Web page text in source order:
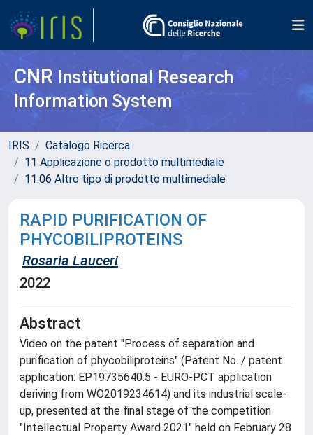
CNR Institutional Research
Information System
IRIS
Catalogo Ricerca
11 Applicazione o prodotto multimediale
11.06 Altro tipo di prodotto multimediale
RAPID PURIFICATION OF
PHYCOBILIPROTEINS
Rosaria Lauceri
2022
Abstract
Video on the patent "Process of separation and
purification of phycobiliproteins" (Patent No. / patent
application: EP19735640.5 - EURO-PCT application
deriving from WO2019234614) and its industrial scale-
up, presented at the final stage of the competition
"Intellectual Property Award 2021" held on February 28